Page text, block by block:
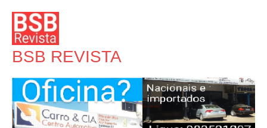
para
conteúdo
BSB REVISTA